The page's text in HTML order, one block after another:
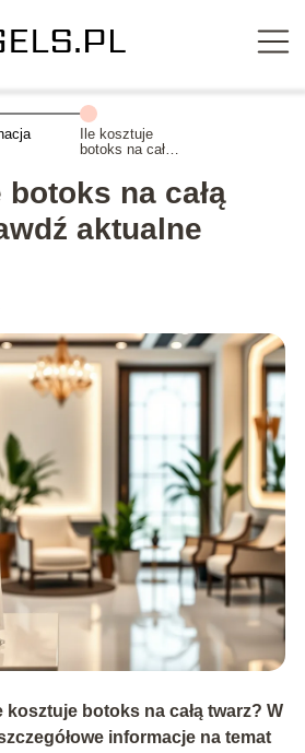
Ile kosztuje
botoks na całą
aktualne ceny!
na całą
aktualne
kosztuje botoks na całą twarz? W
informacje na temat